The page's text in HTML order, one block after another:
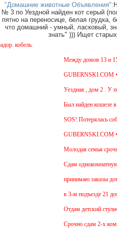
"Домашние животные Объявления":
№ 3 по Уездной найден кот серый
пятно на переносице, белая грудка,
что домашний - умный, ласковый,
знать" ))) Ищет
Между домов 13 и 15 по
GUBERNSKI.COM • В 3
Уездная , дом 2 . У
Был найден кошеле в
SOS! Потерялась собака.
GUBERNSKI.COM •
Молодая семья срочно
Cдам однокомнатную
принимаю заказы
в 3-м подъезде 21 дома
Отдам детский стульчик
Срочно сдам 2-х